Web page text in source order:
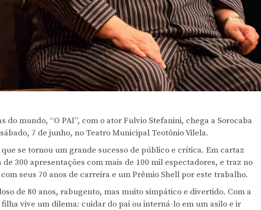
do mundo, “O PAI”, com o ator Fulvio Stefanini, chega a Sorocaba
7 de junho, no Teatro Municipal Teotônio Vilela.
se tornou um grande sucesso de público e crítica. Em cartaz
300 apresentações com mais de 100 mil espectadores, e traz no
seus 70 anos de carreira e um Prêmio Shell por este trabalho.
de 80 anos, rabugento, mas muito simpático e divertido. Com a
vive um dilema: cuidar do pai ou interná-lo em um asilo e ir